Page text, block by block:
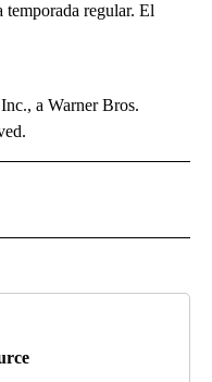
temporada regular. El
a Warner Bros.
NOTIFICATIONS ABOUT